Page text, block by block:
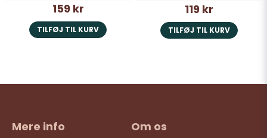
159 kr
TILFØJ TIL KURV
119 kr
TILFØJ TIL KURV
Mere info Om os